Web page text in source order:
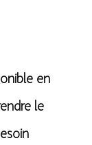
en
le